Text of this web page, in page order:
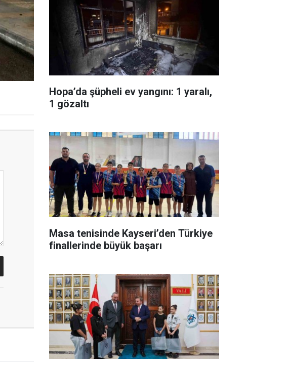
Hopa’da şüpheli ev yangını: 1 yaralı,
1 gözaltı
Masa tenisinde Kayseri’den Türkiye
finallerinde büyük başarı